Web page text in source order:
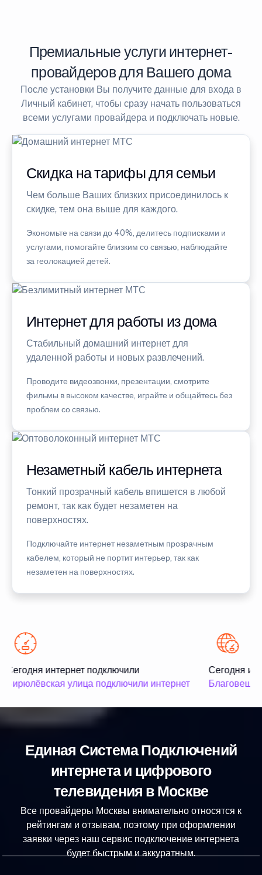
Премиальные услуги интернет-
провайдеров для Вашего дома
После установки Вы получите данные для входа в
Личный кабинет, чтобы сразу начать пользоваться
всеми услугами провайдера и подключать новые.
Скидка на тарифы для семьи
Чем больше Ваших близких присоединилось к
скидке, тем она выше для каждого.
Экономьте на связи до 40%, делитесь подписками и
услугами, помогайте близким со связью, наблюдайте
за геолокацией детей.
Интернет для работы из дома
Стабильный домашний интернет для
удаленной работы и новых развлечений.
Проводите видеозвонки, презентации, смотрите
фильмы в высоком качестве, играйте и общайтесь без
проблем со связью.
Незаметный кабель интернета
Тонкий прозрачный кабель впишется в любой
ремонт, так как будет незаметен на
поверхностях.
Подключайте интернет незаметным прозрачным
кабелем, который не портит интерьер, так как
незаметен на поверхностях.
Сегодня интернет подключили
Бирюлёвская улица подключили интернет
Сегодня
Единая Система Подключений
интернета и цифрового
телевидения в Москве
Все провайдеры Москвы внимательно относятся к
рейтингам и отзывам, поэтому при оформлении
заявки через наш сервис подключение интернета
будет быстрым и аккуратным.